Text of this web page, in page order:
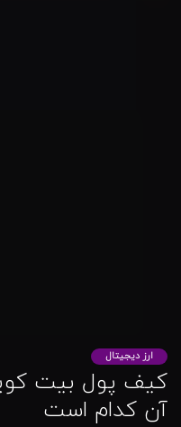
ارز دیجیتال
کیف پول بیت
آن کدام است